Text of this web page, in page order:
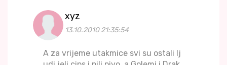
xyz
13.10.2010 21:35:54
A za vrijeme utakmice svi su ostali lj